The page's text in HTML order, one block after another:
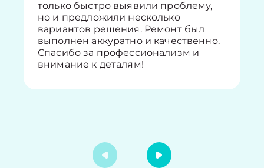
только быстро выявили проблему,
но и предложили несколько
вариантов решения. Ремонт был
выполнен аккуратно и качественно.
Спасибо за профессионализм и
внимание к деталям!